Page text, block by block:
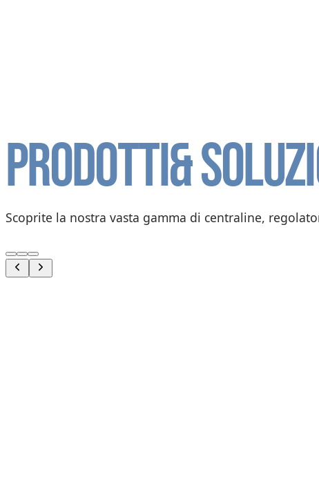
Prodotti&
Scoprite la nostra vasta gamma di centraline,